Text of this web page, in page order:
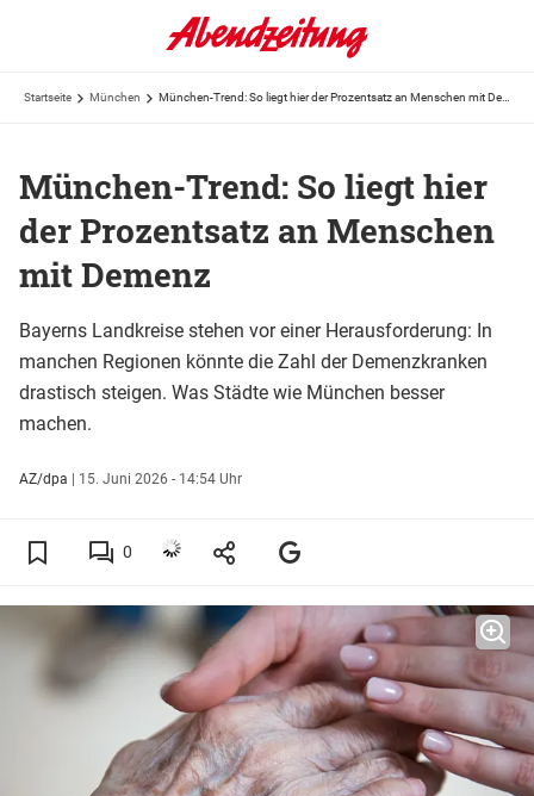
Startseite München
München-Trend: So liegt hier
der Prozentsatz an Menschen
mit Demenz
Bayerns Landkreise stehen vor einer Herausforderung: In
manchen Regionen könnte die Zahl der Demenzkranken
drastisch steigen. Was Städte wie München besser
machen.
AZ/dpa | 15. Juni 2026 - 14:54 Uhr
0